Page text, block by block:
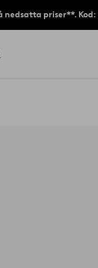
nedsatta priser**. Kod: